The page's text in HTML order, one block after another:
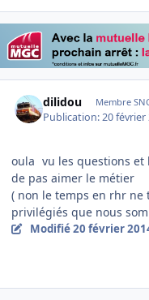
dilidou Membre
Publication:20 février
oula vu les questions
de pas aimer le métier
( non le temps en rhr ne
privilégiés que nous
Modifié20 février